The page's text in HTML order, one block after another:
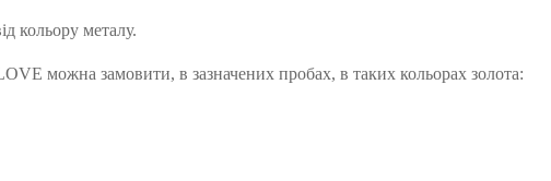
кольору металу.
можна замовити, в зазначених пробах, в таких кольорах золота: